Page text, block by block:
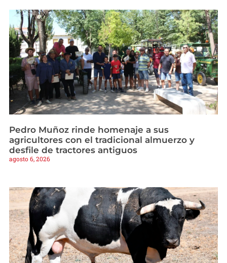
Pedro Muñoz rinde homenaje a sus
agricultores con el tradicional almuerzo y
desfile de tractores antiguos
agosto 6, 2026